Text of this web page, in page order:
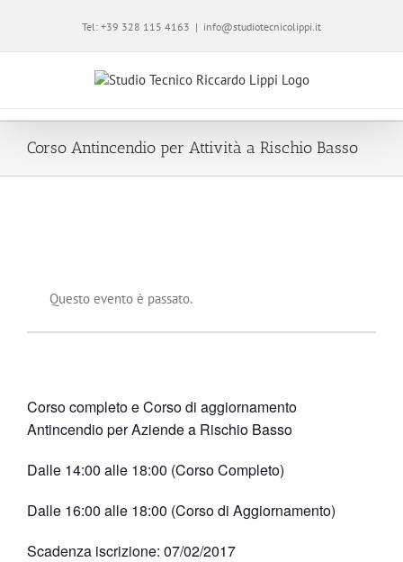
Tel: +39 328 115 4163 | info@studiotecnicolippi.it
Corso Antincendio per Attività a Rischio Basso
Questo evento è passato.
18:00
Corso completo e Corso di aggiornamento
Antincendio per Aziende a Rischio Basso
Dalle 14:00 alle 18:00 (Corso Completo)
Dalle 16:00 alle 18:00 (Corso di Aggiornamento)
Scadenza iscrizione: 07/02/2017